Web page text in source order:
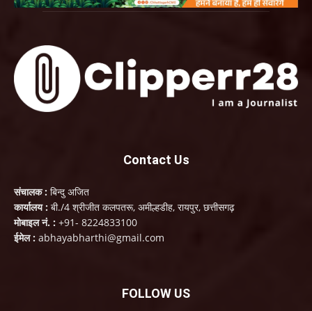
Contact Us
संचालक : बिन्दु अजित
कार्यालय : बी./4 श्रीजीत कलपतरू, अमील्हडीह, रायपुर, छत्तीसगढ़
मोबाइल नं. : +91- 8224833100
ईमेल : abhayabharthi@gmail.com
FOLLOW US